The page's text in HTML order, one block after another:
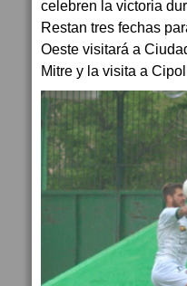
celebren la victoria
Restan tres fechas
Oeste visitará a
Mitre y la visita a